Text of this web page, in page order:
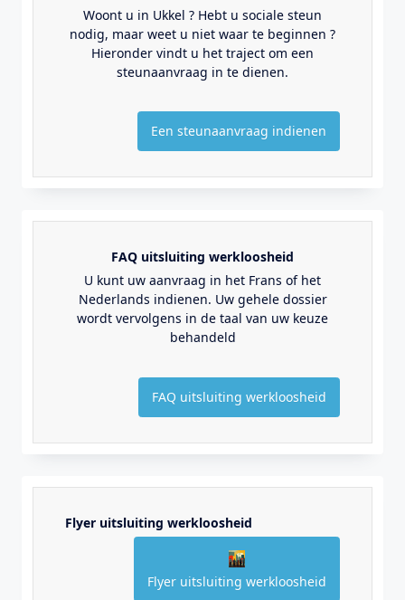
Woont u in Ukkel ? Hebt u sociale steun
nodig, maar weet u niet waar te beginnen ?
Hieronder vindt u het traject om een
steunaanvraag in te dienen.
Een steunaanvraag indienen
FAQ uitsluiting werkloosheid
U kunt uw aanvraag in het Frans of het
Nederlands indienen. Uw gehele dossier
wordt vervolgens in de taal van uw keuze
behandeld
FAQ uitsluiting werkloosheid
Flyer uitsluiting werkloosheid
Flyer uitsluiting werkloosheid